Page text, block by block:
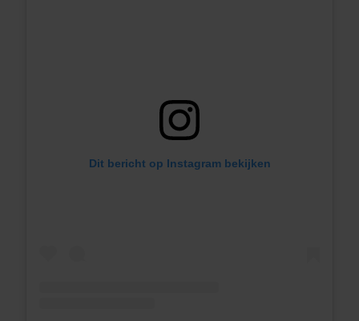
Dit bericht op Instagram bekijken